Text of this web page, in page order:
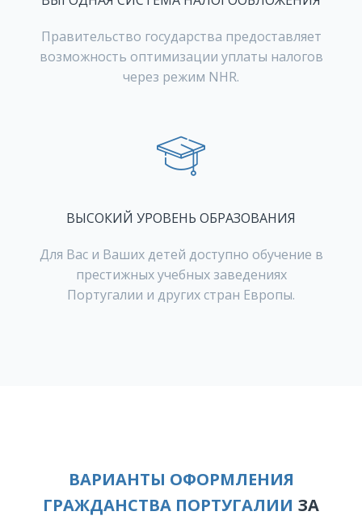
Правительство государства предоставляет
возможность оптимизации уплаты налогов
через режим NHR.
ВЫСОКИЙ УРОВЕНЬ ОБРАЗОВАНИЯ
Для Вас и Ваших детей доступно обучение в
престижных учебных заведениях
Португалии и других стран Европы.
ВАРИАНТЫ ОФОРМЛЕНИЯ
ГРАЖДАНСТВА ПОРТУГАЛИИ ЗА